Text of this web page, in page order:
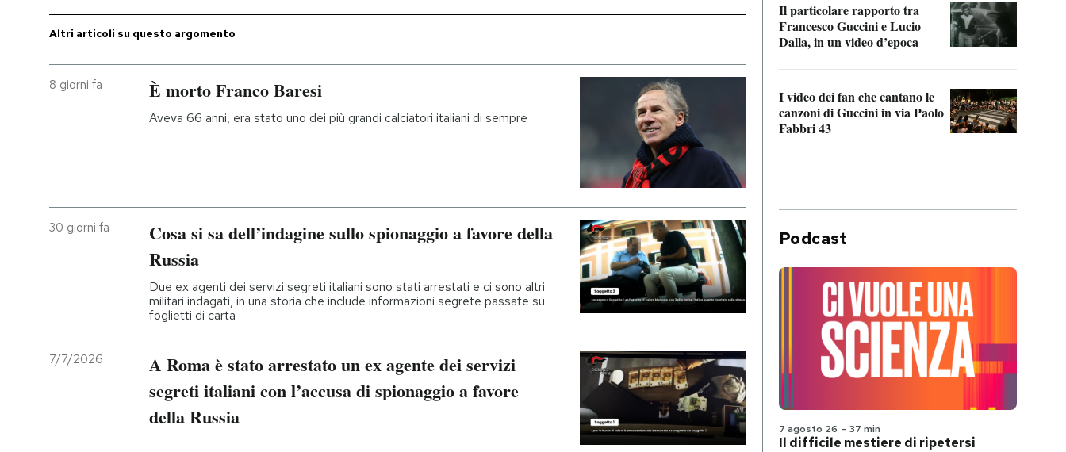
Altri articoli su questo argomento
8 giorni fa È morto Franco Baresi
Aveva 66 anni, era stato uno dei più grandi calciatori italiani di sempre
30 giorni fa
Cosa si sa dell’indagine sullo spionaggio a favore della
Russia
Due ex agenti dei servizi segreti italiani sono stati arrestati e ci sono altri
militari indagati, in una storia che include informazioni segrete passate su
foglietti di carta
7/7/2026
A Roma è stato arrestato un ex agente dei servizi
segreti italiani con l’accusa di spionaggio a favore
della Russia
Il particolare rapporto tra
Francesco Guccini e Lucio
Dalla, in un video d’epoca
I video dei fan che cantano le
canzoni di Guccini in via Paolo
Fabbri 43
Podcast
7 agosto 26 - 37 min
Il difficile mestiere di ripetersi